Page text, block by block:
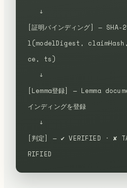
   ↓
[証明バインディング] —
l(modelDigest,
ce, ts)
   ↓
[Lemma登録] — Lemma
インディングを登録
   ↓
[判定] — ✔ VERIFIED · ✘
RIFIED